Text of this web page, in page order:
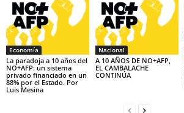
Economía
La paradoja a 10 años del
NO+AFP: un sistema
privado financiado en un
88% por el Estado. Por
Luis Mesina
Nacional
A 10 AÑOS DE NO+AFP,
EL CAMBALACHE
CONTINÚA